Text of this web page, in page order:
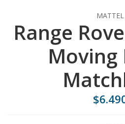
MATTEL
Range
Moving